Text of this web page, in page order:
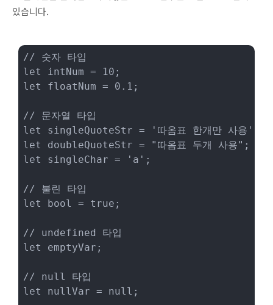
있습니다.
// 숫자 타입
let intNum = 10;
let floatNum = 0.1;
// 문자열 타입
let singleQuoteStr = '따옴표 한개만 사용';
let doubleQuoteStr = "따옴표 두개 사용";
let singleChar = 'a';
// 불린 타입
let bool = true;
// undefined 타입
let emptyVar;
// null 타입
let nullVar = null;